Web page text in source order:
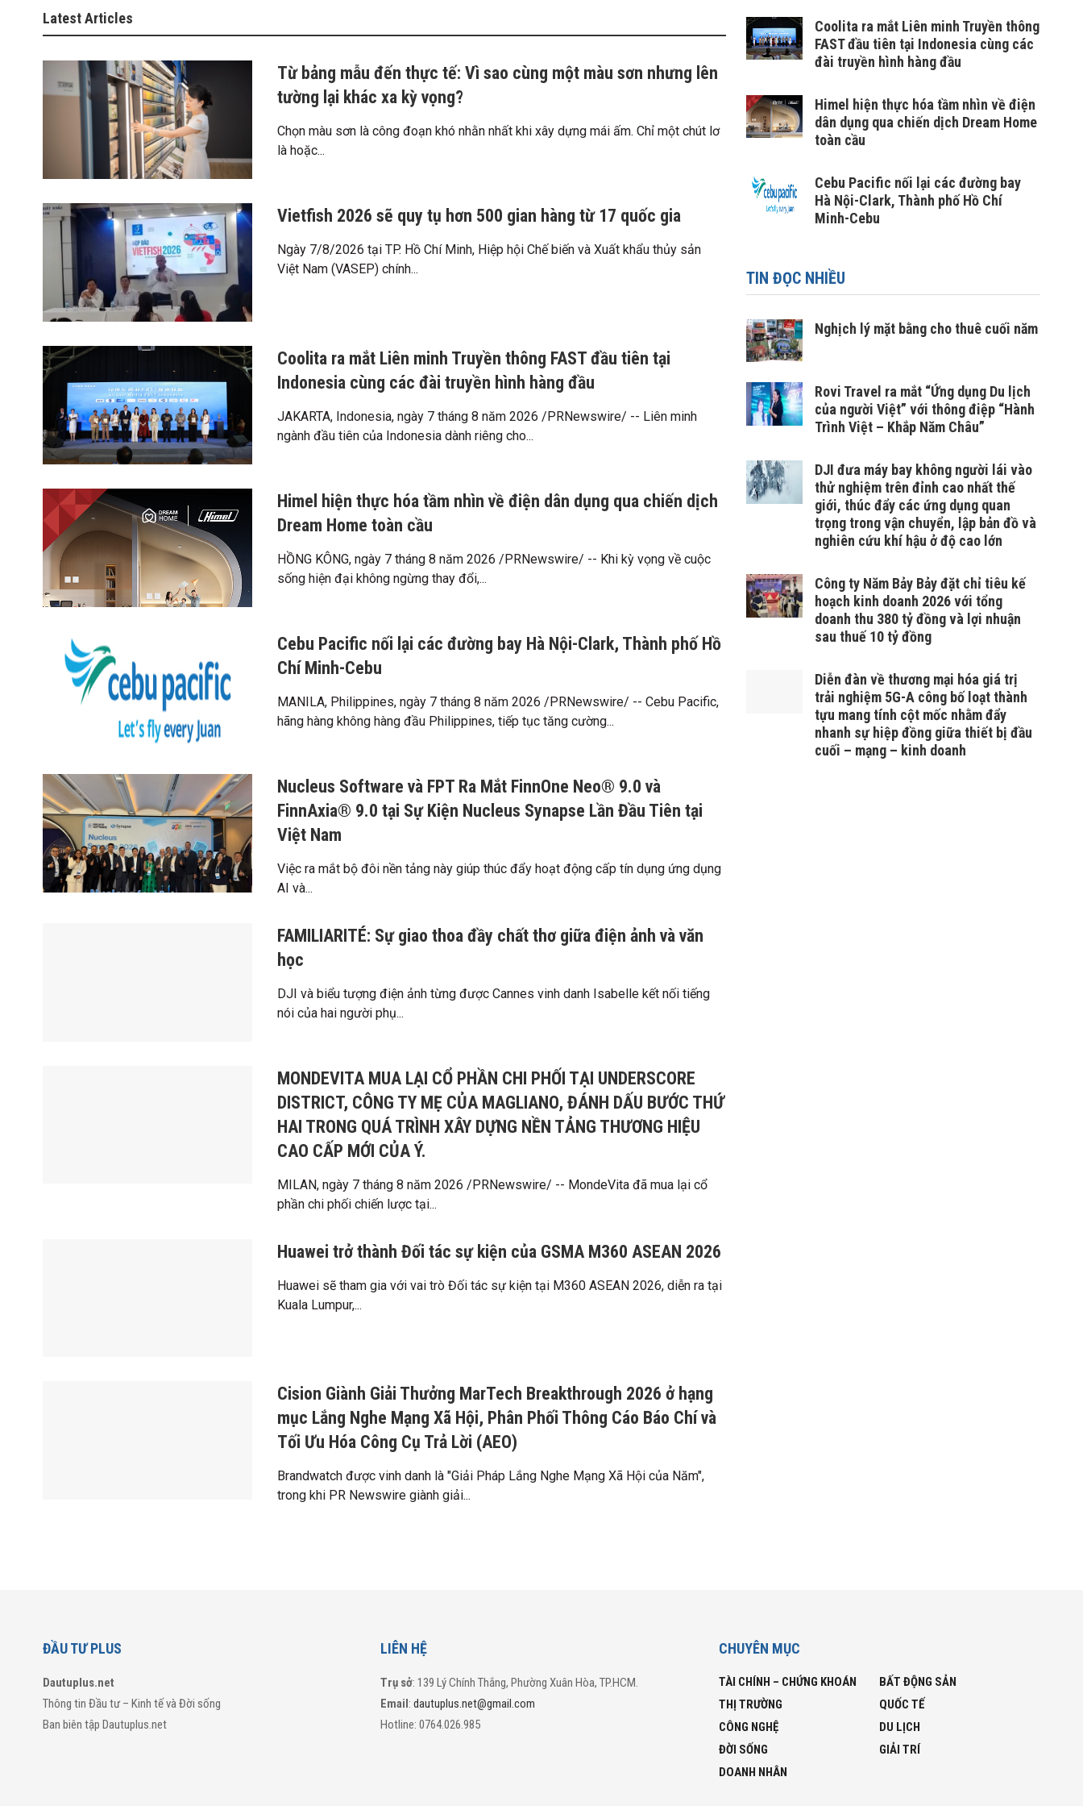
Latest Articles
Từ bảng mẫu đến thực tế: Vì sao cùng một màu sơn nhưng lên
tường lại khác xa kỳ vọng?
Chọn màu sơn là công đoạn khó nhằn nhất khi xây dựng mái ấm. Chỉ một chút lơ
là hoặc...
Vietfish 2026 sẽ quy tụ hơn 500 gian hàng từ 17 quốc gia
Ngày 7/8/2026 tại TP. Hồ Chí Minh, Hiệp hội Chế biến và Xuất khẩu thủy sản
Việt Nam (VASEP) chính...
Coolita ra mắt Liên minh Truyền thông FAST đầu tiên tại
Indonesia cùng các đài truyền hình hàng đầu
JAKARTA, Indonesia, ngày 7 tháng 8 năm 2026 /PRNewswire/ -- Liên minh
ngành đầu tiên của Indonesia dành riêng cho...
Himel hiện thực hóa tầm nhìn về điện dân dụng qua chiến dịch
Dream Home toàn cầu
HỒNG KÔNG, ngày 7 tháng 8 năm 2026 /PRNewswire/ -- Khi kỳ vọng về cuộc
sống hiện đại không ngừng thay đổi,...
Cebu Pacific nối lại các đường bay Hà Nội-Clark, Thành phố Hồ
Chí Minh-Cebu
MANILA, Philippines, ngày 7 tháng 8 năm 2026 /PRNewswire/ -- Cebu Pacific,
hãng hàng không hàng đầu Philippines, tiếp tục tăng cường...
Nucleus Software và FPT Ra Mắt FinnOne Neo® 9.0 và
FinnAxia® 9.0 tại Sự Kiện Nucleus Synapse Lần Đầu Tiên tại
Việt Nam
Việc ra mắt bộ đôi nền tảng này giúp thúc đẩy hoạt động cấp tín dụng ứng dụng
AI và...
FAMILIARITÉ: Sự giao thoa đầy chất thơ giữa điện ảnh và văn
học
DJI và biểu tượng điện ảnh từng được Cannes vinh danh Isabelle kết nối tiếng
nói của hai người phụ...
MONDEVITA MUA LẠI CỔ PHẦN CHI PHỐI TẠI UNDERSCORE
DISTRICT, CÔNG TY MẸ CỦA MAGLIANO, ĐÁNH DẤU BƯỚC THỨ
HAI TRONG QUÁ TRÌNH XÂY DỰNG NỀN TẢNG THƯƠNG HIỆU
CAO CẤP MỚI CỦA Ý.
MILAN, ngày 7 tháng 8 năm 2026 /PRNewswire/ -- MondeVita đã mua lại cổ
phần chi phối chiến lược tại...
Huawei trở thành Đối tác sự kiện của GSMA M360 ASEAN 2026
Huawei sẽ tham gia với vai trò Đối tác sự kiện tại M360 ASEAN 2026, diễn ra tại
Kuala Lumpur,...
Cision Giành Giải Thưởng MarTech Breakthrough 2026 ở hạng
mục Lắng Nghe Mạng Xã Hội, Phân Phối Thông Cáo Báo Chí và
Tối Ưu Hóa Công Cụ Trả Lời (AEO)
Brandwatch được vinh danh là "Giải Pháp Lắng Nghe Mạng Xã Hội của Năm",
trong khi PR Newswire giành giải...
Coolita ra mắt Liên minh Truyền thông
FAST đầu tiên tại Indonesia cùng các
đài truyền hình hàng đầu
Himel hiện thực hóa tầm nhìn về điện
dân dụng qua chiến dịch Dream Home
toàn cầu
Cebu Pacific nối lại các đường bay
Hà Nội-Clark, Thành phố Hồ Chí
Minh-Cebu
TIN ĐỌC NHIỀU
Nghịch lý mặt bằng cho thuê cuối năm
Rovi Travel ra mắt “Ứng dụng Du lịch
của người Việt” với thông điệp “Hành
Trình Việt – Khắp Năm Châu”
DJI đưa máy bay không người lái vào
thử nghiệm trên đỉnh cao nhất thế
giới, thúc đẩy các ứng dụng quan
trọng trong vận chuyển, lập bản đồ và
nghiên cứu khí hậu ở độ cao lớn
Công ty Năm Bảy Bảy đặt chỉ tiêu kế
hoạch kinh doanh 2026 với tổng
doanh thu 380 tỷ đồng và lợi nhuận
sau thuế 10 tỷ đồng
Diễn đàn về thương mại hóa giá trị
trải nghiệm 5G-A công bố loạt thành
tựu mang tính cột mốc nhằm đẩy
nhanh sự hiệp đồng giữa thiết bị đầu
cuối – mạng – kinh doanh
ĐẦU TƯ PLUS
Dautuplus.net
Thông tin Đầu tư – Kinh tế và Đời sống
Ban biên tập Dautuplus.net
LIÊN HỆ
Trụ sở: 139 Lý Chính Thắng, Phường Xuân Hòa, TP.HCM.
Email :dautuplus.net@gmail.com
Hotline: 0764.026.985
CHUYÊN MỤC
TÀI CHÍNH – CHỨNG KHOÁN
BẤT ĐỘNG SẢN
THỊ TRƯỜNG
QUỐC TẾ
CÔNG NGHỆ
DU LỊCH
ĐỜI SỐNG
GIẢI TRÍ
DOANH NHÂN